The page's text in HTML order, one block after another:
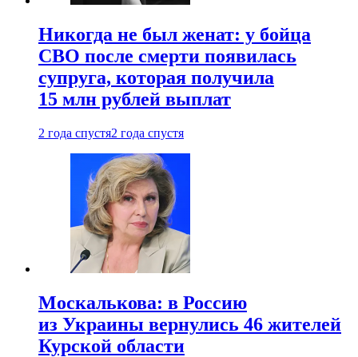
Никогда не был женат: у бойца
СВО после смерти появилась
супруга, которая получила
15 млн рублей выплат
2 года спустя2 года спустя
Москалькова: в Россию
из Украины вернулись 46 жителей
Курской области